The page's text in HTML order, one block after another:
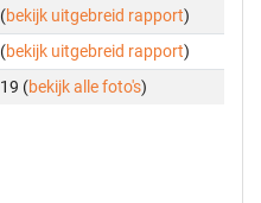
(bekijk uitgebreid rapport)
(bekijk uitgebreid rapport)
19 (bekijk alle foto's)